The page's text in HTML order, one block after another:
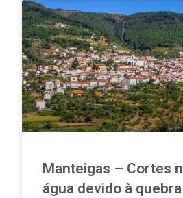
Manteigas – Cortes
água devido à